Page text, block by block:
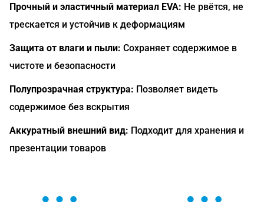
Прочный и эластичный материал EVA: Не рвётся, не
трескается и устойчив к деформациям
Защита от влаги и пыли: Сохраняет содержимое в
чистоте и безопасности
Полупрозрачная структура: Позволяет видеть
содержимое без вскрытия
Аккуратный внешний вид: Подходит для хранения и
презентации товаров